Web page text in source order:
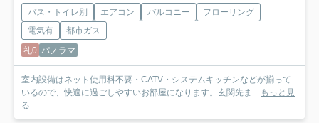
バス・トイレ別 エアコン バルコニー
フローリング
電気有
都市ガス
礼0 パノラマ
室内設備はネット使用料不要・CATV・システムキッチンなどが揃って
いるので、快適に過ごしやすいお部屋になります。玄関先ま...
もっと見
る